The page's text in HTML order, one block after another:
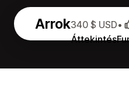
Arrok
Áttekintés
340 $ USD•